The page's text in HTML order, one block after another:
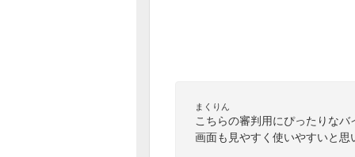
まくりん
こちらの審判用にぴったりな
画面も見やすく使いやすいと思